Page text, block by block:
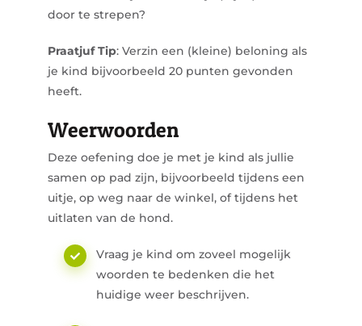
door te strepen?
Praatjuf Tip: Verzin een (kleine) beloning als
je kind bijvoorbeeld 20 punten gevonden
heeft.
Weerwoorden
Deze oefening doe je met je kind als jullie
samen op pad zijn, bijvoorbeeld tijdens een
uitje, op weg naar de winkel, of tijdens het
uitlaten van de hond.
Vraag je kind om zoveel mogelijk
woorden te bedenken die het
huidige weer beschrijven.